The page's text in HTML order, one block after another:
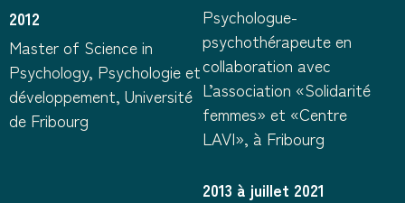
2012
Master of Science in
Psychology, Psychologie et
développement, Université
de Fribourg
Psychologue-
psychothérapeute en
collaboration avec
L’association «Solidarité
femmes» et «Centre
LAVI», à Fribourg
2013 à juillet 2021